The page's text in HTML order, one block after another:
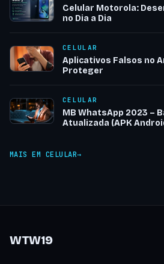
Celular Motorola:
no Dia a Dia
CELULAR
Aplicativos Falsos no
Proteger
CELULAR
MB WhatsApp 2023 –
Atualizada (APK
MAIS EM CELULAR
WTW19